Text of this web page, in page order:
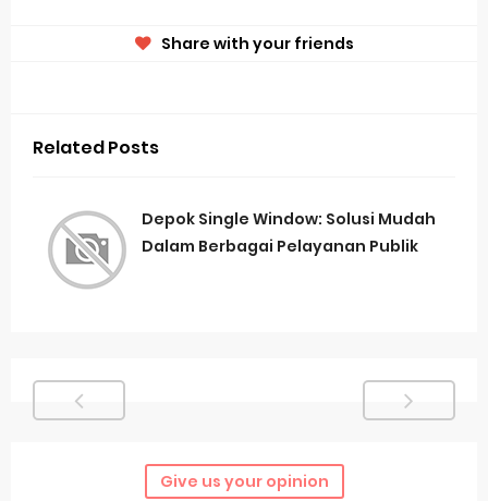
Share with your friends
Related Posts
Depok Single Window: Solusi Mudah
Dalam Berbagai Pelayanan Publik
Give us your opinion